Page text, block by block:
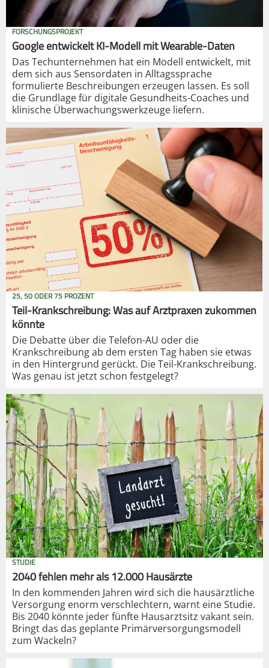
FORSCHUNGSPROJEKT
Google entwickelt KI-Modell mit Wearable-Daten
Das Techunternehmen hat ein Modell entwickelt, mit
dem sich aus Sensordaten in Alltagssprache
formulierte Beschreibungen erzeugen lassen. Es soll
die Grundlage für digitale Gesundheits-Coaches und
klinische Überwachungswerkzeuge liefern.
25, 50 ODER 75 PROZENT
Teil-Krankschreibung: Was auf Arztpraxen zukommen
könnte
Die Debatte über die Telefon-AU oder die
Krankschreibung ab dem ersten Tag haben sie etwas
in den Hintergrund gerückt. Die Teil-Krankschreibung.
Was genau ist jetzt schon festgelegt?
STUDIE
2040 fehlen mehr als 12.000 Hausärzte
In den kommenden Jahren wird sich die hausärztliche
Versorgung enorm verschlechtern, warnt eine Studie.
Bis 2040 könnte jeder fünfte Hausarztsitz vakant sein.
Bringt das das geplante Primärversorgungsmodell
zum Wackeln?